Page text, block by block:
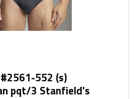
552 (s)
pqt/3 Stanfield's